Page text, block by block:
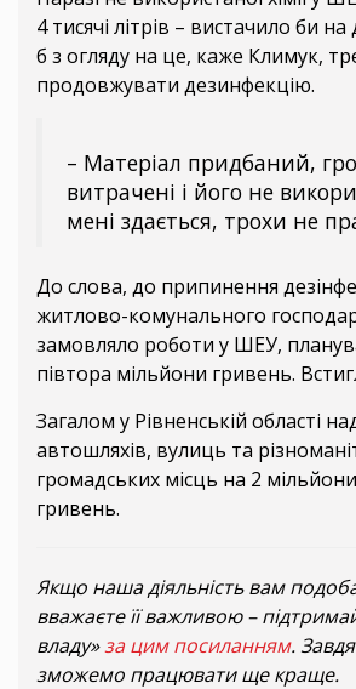
4 тисячі літрів – вистачило би на
б з огляду на це, каже Климук,
продовжувати дезинфекцію.
– Матеріал придбаний,
витрачені і його не
мені здається, трохи не
До слова, до припинення
житлово-комунального
замовляло роботи у ШЕУ,
півтора мільйони гривень.
Загалом у Рівненській області
автошляхів, вулиць та
громадських місць на 2 мільйони
гривень.
Якщо наша діяльність вам
вважаєте її важливою –
владу»за цим посиланням.
зможемо працювати ще краще.